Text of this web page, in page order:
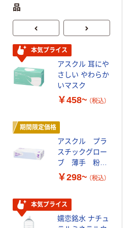
品
本気プライス
アスクル 耳にや
さしい やわらか
いマスク
￥458~ （税込）
期間限定価格
アスクル プラ
スチックグロー
ブ 薄手 粉な
し（パウダーフ
￥298~ （税込）
本気プライス
嬬恋銘水 ナチュ